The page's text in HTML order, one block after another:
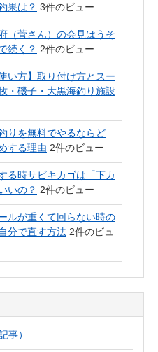
果は？ 3件のビュー
（菅さん）の会見はうそ
続く？ 2件のビュー
い方】取り付け方とスー
・磯子・大黒海釣り施設
りを無料でやるならど
する理由 2件のビュー
る時サビキカゴは「下カ
いの？ 2件のビュー
ルが重くて回らない時の
分で直す方法 2件のビュ
事）